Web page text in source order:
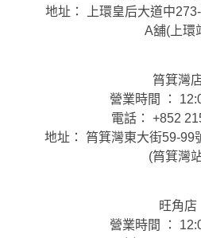
地址： 上環皇后大道中
A舖(上環站
筲箕灣
營業時間 ：
電話： +852
地址： 筲箕灣東大街59-99
(筲箕灣站
旺角店
營業時間 ：